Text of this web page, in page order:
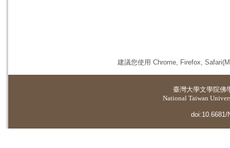
建議您使用 Chrome, Firefox,
臺灣大學文學院佛
National Taiwan
doi:10.6681/